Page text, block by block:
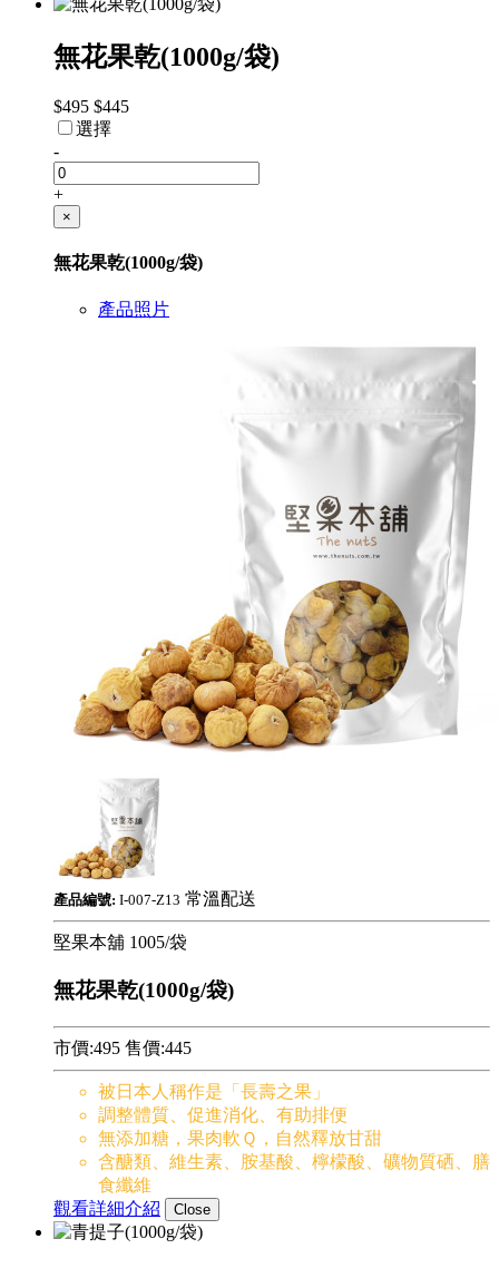
無花果乾(1000g/袋)
$495 $445
選擇
-
+
×
無花果乾(1000g/袋)
產品照片
產品編號: I-007-Z13 常溫配送
堅果本舖 1005/袋
無花果乾(1000g/袋)
市價:495 售價:445
被日本人稱作是「長壽之果」
調整體質、促進消化、有助排便
無添加糖，果肉軟Ｑ，自然釋放甘甜
含醣類、維生素、胺基酸、檸檬酸、礦物質硒、膳
食纖維
觀看詳細介紹
Close